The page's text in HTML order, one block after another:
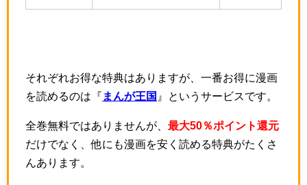
それぞれお得な特典はありますが、一番お得に漫画
を読めるのは『 まんが王国 』というサービスです。
全巻無料ではありませんが、 最大50％ポイント還元
だけでなく、他にも漫画を安く読める特典がたくさ
んあります。